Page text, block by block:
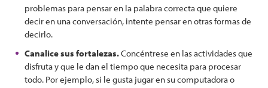
problemas para pensar en la palabra correcta que quiere
decir en una conversación, intente pensar en otras formas de
decirlo.
Canalice sus fortalezas.Concéntrese en las actividades que
disfruta y que le dan el tiempo que necesita para procesar
todo. Por ejemplo, si le gusta jugar en su computadora o